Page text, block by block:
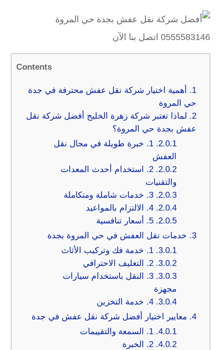
Contents
1.
أهمية اختيار شركة نقل عفش محترفة في جدة
حي المروة
2. لماذا تعتبر شركة زهرة الخليج أفضل شركة نقل
عفش بجدة حي المروة؟
2.0.1.
1. خبرة طويلة في مجال نقل
العفش
2.0.2.
2. استخدام أحدث المعدات
والتقنيات
2.0.3. 3. خدمات شاملة ومتكاملة
2.0.4. 4. الالتزام بالمواعيد
2.0.5. 5. أسعار تنافسية
3. خدمات نقل العفش في حي المروة بجدة
3.0.1. 1. خدمة فك وتركيب الأثاث
3.0.2. 2. التغليف الاحترافي
3.0.3.
3. النقل باستخدام سيارات
مجهزة
3.0.4. 4. خدمة التخزين
4. معايير اختيار أفضل شركة نقل عفش في جدة
4.0.1. 1. السمعة والتقييمات
4.0.2. 2. الخبرة